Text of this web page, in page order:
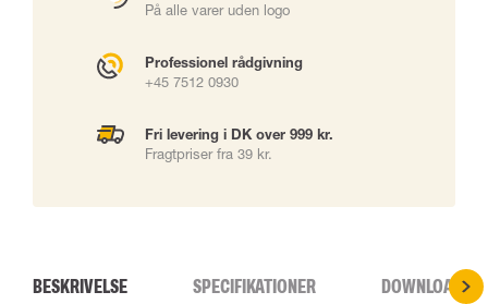
På alle varer uden logo
Professionel rådgivning
+45 7512 0930
Fri levering i DK over 999 kr.
Fragtpriser fra 39 kr.
BESKRIVELSE SPECIFIKATIONER DOWNLOADS